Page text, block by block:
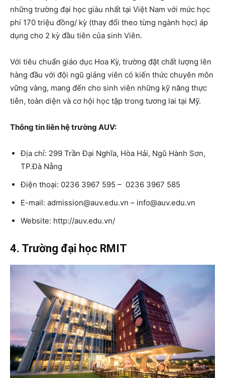
những trường đại học giàu nhất tại Việt Nam với mức học
phí 170 triệu đồng/ kỳ (thay đổi theo từng ngành học) áp
dụng cho 2 kỳ đầu tiên của sinh Viên.
Với tiêu chuẩn giáo dục Hoa Kỳ, trường đặt chất lượng lên
hàng đầu với đội ngũ giảng viên có kiến thức chuyên môn
vững vàng, mang đến cho sinh viên những kỹ năng thực
tiễn, toàn diện và cơ hội học tập trong tương lai tại Mỹ.
Thông tin liên hệ trường AUV:
Địa chỉ: 299 Trần Đại Nghĩa, Hòa Hải, Ngũ Hành Sơn,
TP.Đà Nẵng
Điện thoại: 0236 3967 595 – 0236 3967 585
E-mail: admission@auv.edu.vn – info@auv.edu.vn
Website: http://auv.edu.vn/
4. Trường đại học RMIT